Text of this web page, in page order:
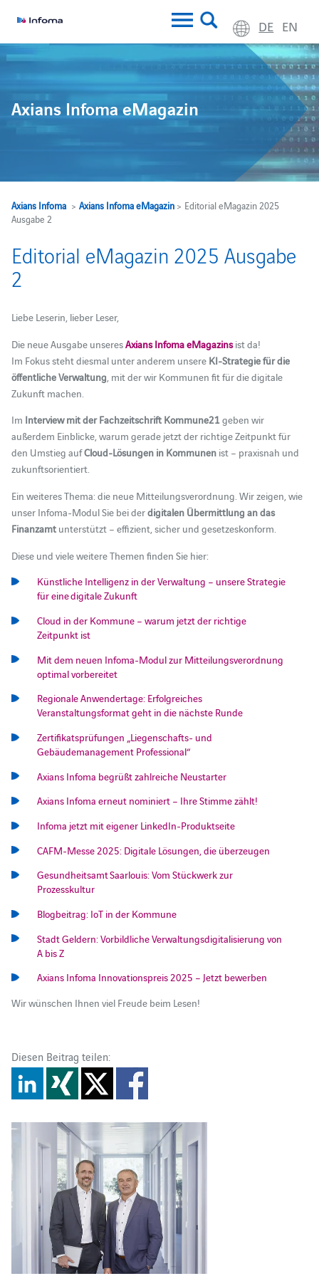
DE EN
Axians Infoma eMagazin
Axians Infoma> Axians Infoma eMagazin> Editorial eMagazin 2025
Ausgabe 2
Editorial eMagazin 2025 Ausgabe
2
Liebe Leserin, lieber Leser,
Die neue Ausgabe unseresAxians Infoma eMagazinsist da!
Im Fokus steht diesmal unter anderem unsere KI-Strategie für die
öffentliche Verwaltung , mit der wir Kommunen fit für die digitale
Zukunft machen.
Im Interview mit der Fachzeitschrift Kommune21geben wir
außerdem Einblicke, warum gerade jetzt der richtige Zeitpunkt für
den Umstieg aufCloud-Lösungen in Kommunenist – praxisnah und
zukunftsorientiert.
Ein weiteres Thema: die neue Mitteilungsverordnung. Wir zeigen, wie
unser Infoma-Modul Sie bei derdigitalen Übermittlung an das
Finanzamtunterstützt – effizient, sicher und gesetzeskonform.
Diese und viele weitere Themen finden Sie hier:
Künstliche Intelligenz in der Verwaltung – unsere Strategie
für eine digitale Zukunft
Cloud in der Kommune – warum jetzt der richtige
Zeitpunkt ist
Mit dem neuen Infoma-Modul zur Mitteilungsverordnung
optimal vorbereitet
Regionale Anwendertage: Erfolgreiches
Veranstaltungsformat geht in die nächste Runde
Zertifikatsprüfungen „Liegenschafts- und
Gebäudemanagement Professional“
Axians Infoma begrüßt zahlreiche Neustarter
Axians Infoma erneut nominiert – Ihre Stimme zählt!
Infoma jetzt mit eigener LinkedIn-Produktseite
CAFM-Messe 2025: Digitale Lösungen, die überzeugen
Gesundheitsamt Saarlouis: Vom Stückwerk zur
Prozesskultur
Blogbeitrag: IoT in der Kommune
Stadt Geldern: Vorbildliche Verwaltungsdigitalisierung von
A bis Z
Axians Infoma Innovationspreis 2025 – Jetzt bewerben
Wir wünschen Ihnen viel Freude beim Lesen!
Diesen Beitrag teilen: